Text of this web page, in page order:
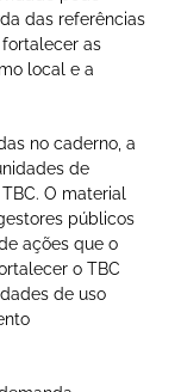
das referências
as
local e a
no caderno, a
de
O material
públicos
ações que o
o TBC
de uso